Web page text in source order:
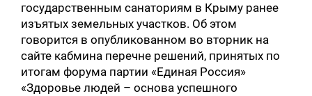
государственным санаториям в Крыму ранее
изъятых земельных участков. Об этом
говорится в опубликованном во вторник на
сайте кабмина перечне решений, принятых по
итогам форума партии «Единая Россия»
«Здоровье людей – основа успешного